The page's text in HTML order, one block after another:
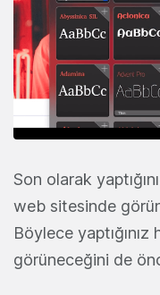
Son olarak
web sitesinde
Böylece
görüneceğini de